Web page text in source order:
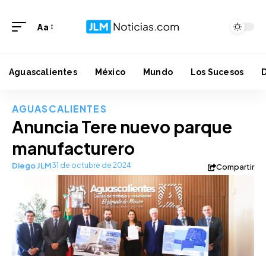
Aa
Aguascalientes México Mundo Los Sucesos
AGUASCALIENTES
Anuncia Tere nuevo parque
manufacturero
Diego JLM31 de octubre de 2024 Compartir